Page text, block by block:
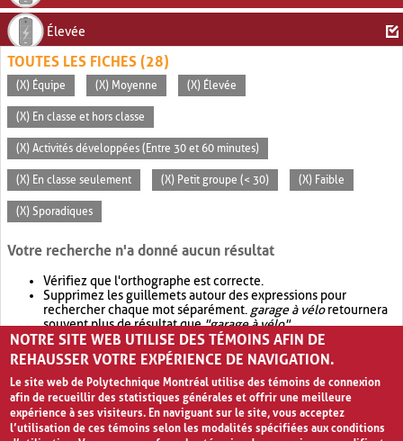
Élevée
TOUTES LES FICHES (28)
(X) Équipe (X) Moyenne (X) Élevée
(X) En classe et hors classe
(X) Activités développées (Entre 30 et 60 minutes)
(X) En classe seulement (X) Petit groupe (< 30) (X) Faible
(X) Sporadiques
Votre recherche n'a donné aucun résultat
Vérifiez que l'orthographe est correcte.
Supprimez les guillemets autour des expressions pour
rechercher chaque mot séparément. garage à véloretournera
souvent plus de résultat que"garage à vélo".
Envisagez d'élargir votre recherche avec OR.garage OR vélo
retournera souvent plus de résultat quegarage à vélo
NOTRE SITE WEB UTILISE DES TÉMOINS AFIN DE
REHAUSSER VOTRE EXPÉRIENCE DE NAVIGATION.
Le site web de Polytechnique Montréal utilise des témoins de connexion
afin de recueillir des statistiques générales et offrir une meilleure
expérience à ses visiteurs. En naviguant sur le site, vous acceptez
l’utilisation de ces témoins selon les modalités spécifiées aux conditions